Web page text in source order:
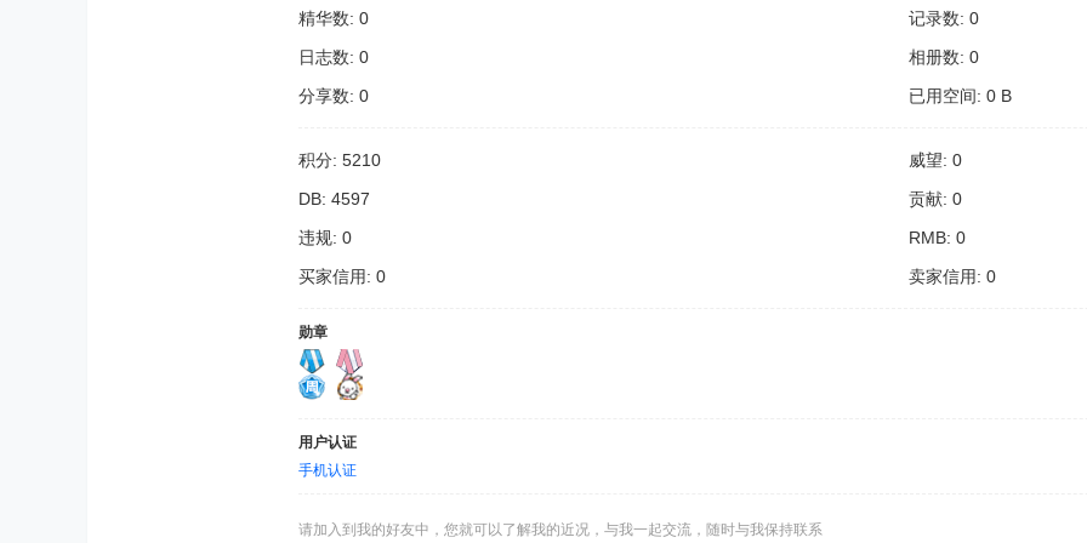
精华数: 0
记录数: 0
日志数: 0
相册数: 0
分享数: 0
已用空间: 0 B
积分: 5210
威望: 0
DB: 4597
贡献: 0
违规: 0
RMB: 0
买家信用: 0
卖家信用: 0
勋章
用户认证
手机认证
请加入到我的好友中，您就可以了解我的近况，与我一起交流，随时与我保持联系